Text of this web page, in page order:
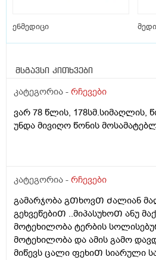
ენმედიცი
მსგავსი კითხვები
კატეგორია - რჩევები
ვარ 78 წლის, 178სმ.სიმაღლის,
უნდა მივიღო წონის
კატეგორია - რჩევები
გამარჯობა გᲗხოვᲗ Ძალიან
გეხვეწებიᲗ ..მიპასუხოᲗ ანუ
მოტეხილობა ტერბის
მოტეხილობა და ამის გამო
მიწევს ცალი ფეხიᲗ სიარული